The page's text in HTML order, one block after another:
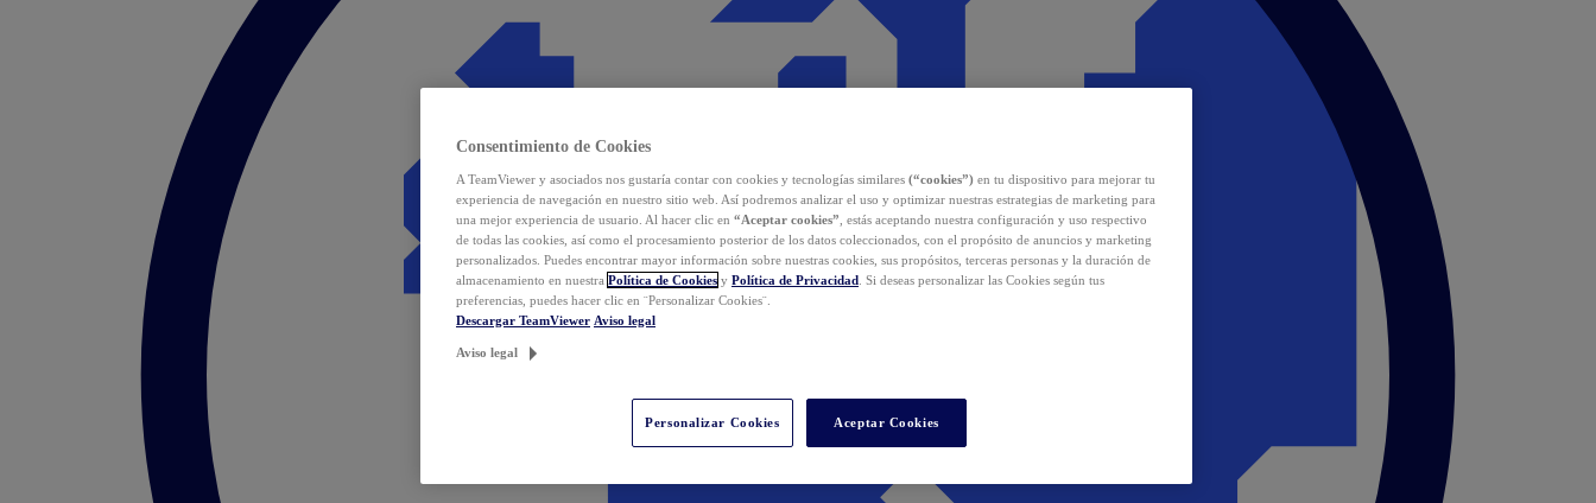
Consentimiento de Cookies
A TeamViewer y asociados nos gustaría contar con cookies y tecnologías similares (“cookies”) en tu dispositivo para mejorar tu
experiencia de navegación en nuestro sitio web. Así podremos analizar el uso y optimizar nuestras estrategias de marketing para
una mejor experiencia de usuario. Al hacer clic en “Aceptar cookies” , estás aceptando nuestra configuración y uso respectivo
de todas las cookies, así como el procesamiento posterior de los datos coleccionados, con el propósito de anuncios y marketing
personalizados. Puedes encontrar mayor información sobre nuestras cookies, sus propósitos, terceras personas y la duración de
almacenamiento en nuestra Política de Cookies y Política de Privacidad . Si deseas personalizar las Cookies según tus
preferencias, puedes hacer clic en ¨Personalizar Cookies¨.
Descargar TeamViewer Aviso legal
Aviso legal
Personalizar Cookies Aceptar Cookies